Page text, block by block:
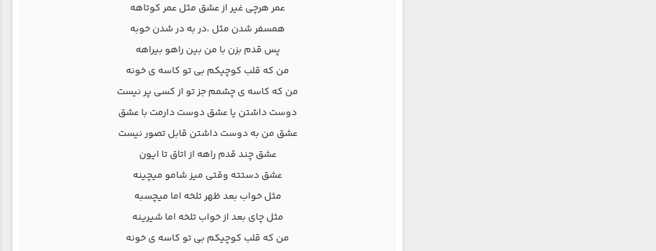
عمر هرچی غیر از عشق مثل عمر کوتاهه
همسفر شدن مثل ،در به در شدن خوبه
پس قدم بزن با من بین راهو بیراهه
من که قلب کوچیکم بی تو کاسه ی خونه
من که کاسه ی چشمم جز تو از کسی پر نیست
دوست داشتن یا عشق دوست دارمت با عشق
عشق من به دوست داشتن قابل تصور نیست
عشق چند قدم راهه از اتاق تا ایون
عشق دستته وقتی میز شامو میچینه
مثل خواب بعد ظهر تلخه اما میچسبه
مثل چای بعد از خواب تلخه اما شیرینه
من که قلب کوچیکم بی تو کاسه ی خونه